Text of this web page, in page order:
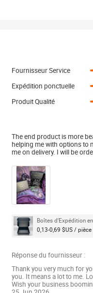
Fournisseur Service
Expédition ponctuelle
Produit Qualité
The end product is more
helping me with options to
me on delivery. I will be
Boîtes d'Expédition
0,13-0,69 $US / pièce
Réponse du fournisseur :
Thank you very much for
you. It means a lot to me.
Wish your business